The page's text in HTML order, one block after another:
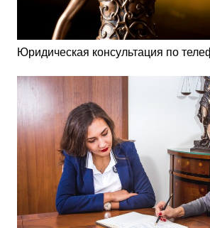
Юридическая консультация по